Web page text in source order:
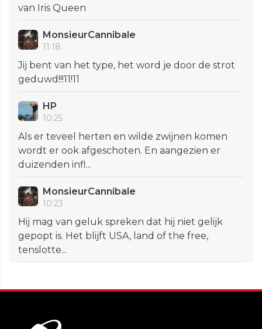
van Iris Queen
MonsieurCannibale
11:18
Jij bent van het type, het word je door de strot
geduwd!!!11!11
HP
10:25
Als er teveel herten en wilde zwijnen komen
wordt er ook afgeschoten. En aangezien er
duizenden infl...
MonsieurCannibale
10:23
Hij mag van geluk spreken dat hij niet gelijk
gepopt is. Het blijft USA, land of the free,
tenslotte...